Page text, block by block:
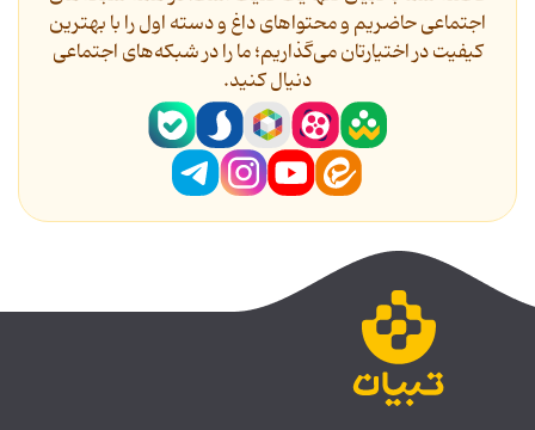
اجتماعی حاضریم و محتواهای داغ و دسته اول را با بهترین
کیفیت در اختیارتان می‌گذاریم؛ ما را در شبکه‌های اجتماعی
دنیال کنید.